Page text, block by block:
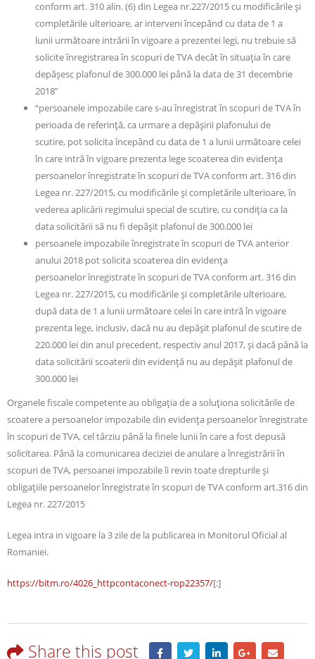
conform art. 310 alin. (6) din Legea nr.227/2015 cu modificările şi
completările ulterioare, ar interveni începând cu data de 1 a
lunii următoare intrării în vigoare a prezentei legi, nu trebuie să
solicite înregistrarea în scopuri de TVA decât în situaţia în care
depăşesc plafonul de 300.000 lei până la data de 31 decembrie
2018”
“persoanele impozabile care s-au înregistrat în scopuri de TVA în
perioada de referinţă, ca urmare a depăşirii plafonului de
scutire, pot solicita începând cu data de 1 a lunii următoare celei
în care intră în vigoare prezenta lege scoaterea din evidenţa
persoanelor înregistrate în scopuri de TVA conform art. 316 din
Legea nr. 227/2015, cu modificările şi completările ulterioare, în
vederea aplicării regimului special de scutire, cu condiţia ca la
data solicitării să nu fi depăşit plafonul de 300.000 lei
persoanele impozabile înregistrate în scopuri de TVA anterior
anului 2018 pot solicita scoaterea din evidenţa
persoanelor înregistrate în scopuri de TVA conform art. 316 din
Legea nr. 227/2015, cu modificările şi completările ulterioare,
după data de 1 a lunii următoare celei în care intră în vigoare
prezenta lege, inclusiv, dacă nu au depăşit plafonul de scutire de
220.000 lei din anul precedent, respectiv anul 2017, şi dacă până la
data solicitării scoaterii din evidenţă nu au depăşit plafonul de
300.000 lei
Organele fiscale competente au obligaţia de a soluţiona solicitările de
scoatere a persoanelor impozabile din evidenţa persoanelor înregistrate
în scopuri de TVA, cel târziu până la finele lunii în care a fost depusă
solicitarea. Până la comunicarea deciziei de anulare a înregistrării în
scopuri de TVA, persoanei impozabile îi revin toate drepturile şi
obligaţiile persoanelor înregistrate în scopuri de TVA conform art.316 din
Legea nr. 227/2015
Legea intra in vigoare la 3 zile de la publicarea in Monitorul Oficial al
Romaniei.
https://bitm.ro/4026_httpcontaconect-rop22357/[:]
Share this post